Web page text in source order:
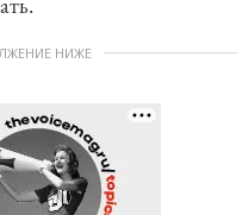
НИЖЕ